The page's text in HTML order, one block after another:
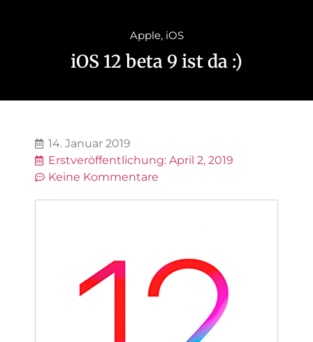
Apple, iOS
iOS 12 beta 9 ist da :)
14. Januar 2019
Erstveröffentlichung: April 2, 2019
Keine Kommentare